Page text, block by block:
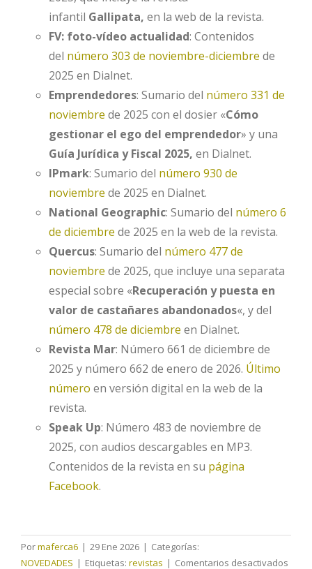
infantil Gallipata, en la web de la revista.
FV: foto-vídeo actualidad: Contenidos
del número 303 de noviembre-diciembre de
2025 en Dialnet.
Emprendedores: Sumario del número 331 de
noviembre de 2025 con el dosier «Cómo
gestionar el ego del emprendedor» y una
Guía Jurídica y Fiscal 2025, en Dialnet.
IPmark: Sumario del número 930 de
noviembre de 2025 en Dialnet.
National Geographic: Sumario del número 6
de diciembre de 2025 en la web de la revista.
Quercus: Sumario del número 477 de
noviembre de 2025, que incluye una separata
especial sobre «Recuperación y puesta en
valor de castañares abandonados«, y del
número 478 de diciembre en Dialnet.
Revista Mar: Número 661 de diciembre de
2025 y número 662 de enero de 2026. Último
número en versión digital en la web de la
revista.
Speak Up: Número 483 de noviembre de
2025, con audios descargables en MP3.
Contenidos de la revista en su página
Facebook.
Pormaferca6 | 29 Ene 2026 | Categorías:
NOVEDADES | Etiquetas: revistas | Comentarios desactivados